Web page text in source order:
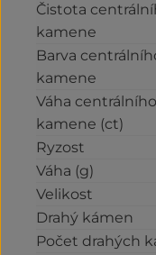
Čistota
kamene
Barva
kamene
Váha centrálního
kamene (ct)
Ryzost
Váha (g)
Velikost
Drahý kámen
Počet drahých